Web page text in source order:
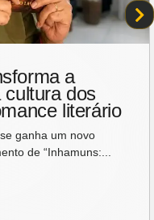
a
cultura dos
literário
ganha um novo
de “Inhamuns:...